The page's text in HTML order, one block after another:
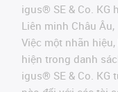
igus® SE & Co. KG
Liên minh Châu
Việc một nhãn
hiện trong danh
igus® SE & Co.